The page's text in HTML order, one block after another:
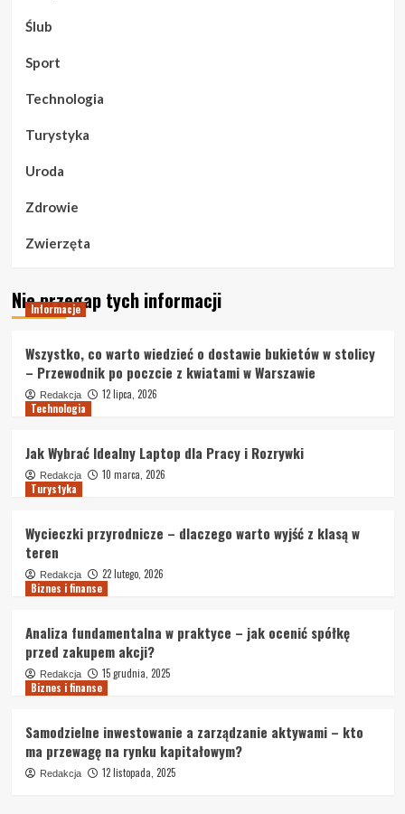
Ślub
Sport
Technologia
Turystyka
Uroda
Zdrowie
Zwierzęta
Nie przegap tych informacji
Informacje
Wszystko, co warto wiedzieć o dostawie bukietów w stolicy
– Przewodnik po poczcie z kwiatami w Warszawie
Redakcja
12 lipca, 2026
Technologia
Jak Wybrać Idealny Laptop dla Pracy i Rozrywki
Redakcja
10 marca, 2026
Turystyka
Wycieczki przyrodnicze – dlaczego warto wyjść z klasą w
teren
Redakcja
22 lutego, 2026
Biznes i finanse
Analiza fundamentalna w praktyce – jak ocenić spółkę
przed zakupem akcji?
Redakcja
15 grudnia, 2025
Biznes i finanse
Samodzielne inwestowanie a zarządzanie aktywami – kto
ma przewagę na rynku kapitałowym?
Redakcja 12 listopada, 2025